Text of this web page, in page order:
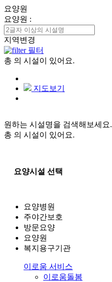
요양원
요양원 :
지역변경
필터
총 의 시설이 있어요.
지도보기
원하는 시설명을 검색해보세요.
총 의 시설이 있어요.
요양시설 선택
요양병원
주야간보호
방문요양
요양원
복지용구기관
이로움 서비스
이로움돌봄